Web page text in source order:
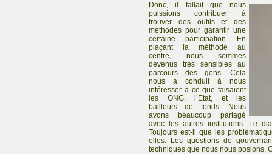
Donc, il fallait que nous
puissions contribuer à
trouver des outils et des
méthodes pour garantir une
certaine participation. En
plaçant la méthode au
centre, nous sommes
devenus très sensibles au
parcours des gens. Cela
nous a conduit à nous
intéresser à ce que faisaient
les ONG, l’Etat, et les
bailleurs de fonds. Nous
avons beaucoup partagé
avec les autres institutions. Le
Toujours est-il que les
elles. Les questions de
techniques que nous nous posions.